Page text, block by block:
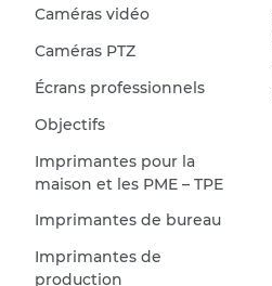
Caméras vidéo
Caméras PTZ
Écrans professionnels
Objectifs
Imprimantes pour la
maison et les PME – TPE
Imprimantes de bureau
Imprimantes de
production